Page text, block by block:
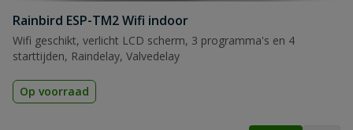
Beoordeling versturen
Rainbird ESP-TM2 Wifi indoor
Wifi geschikt, verlicht LCD scherm, 3 programma's en 4
starttijden, Raindelay, Valvedelay
Op voorraad